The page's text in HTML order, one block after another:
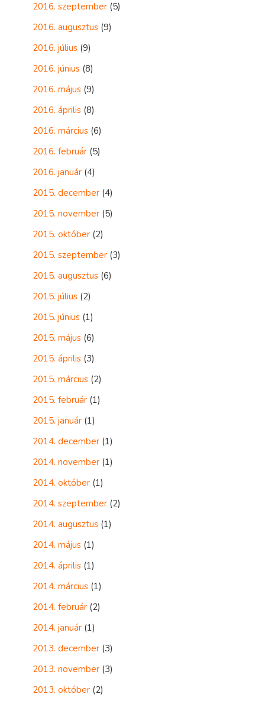
2016. szeptember (5)
2016. augusztus (9)
2016. július (9)
2016. június (8)
2016. május (9)
2016. április (8)
2016. március (6)
2016. február (5)
2016. január (4)
2015. december (4)
2015. november (5)
2015. október (2)
2015. szeptember (3)
2015. augusztus (6)
2015. július (2)
2015. június (1)
2015. május (6)
2015. április (3)
2015. március (2)
2015. február (1)
2015. január (1)
2014. december (1)
2014. november (1)
2014. október (1)
2014. szeptember (2)
2014. augusztus (1)
2014. május (1)
2014. április (1)
2014. március (1)
2014. február (2)
2014. január (1)
2013. december (3)
2013. november (3)
2013. október (2)